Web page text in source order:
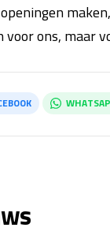
ons, maar